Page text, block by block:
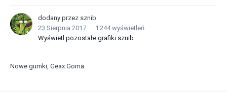
dodany przez sznib
23 Sierpnia 2017
1 244 wyświetleń
Wyświetl pozostałe grafiki sznib
Nowe gumki, Geax Goma.